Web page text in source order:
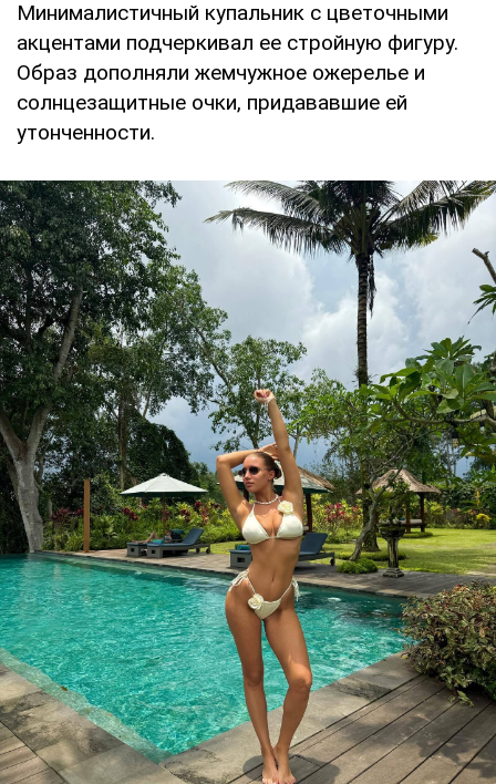
Минималистичный купальник с цветочными
акцентами подчеркивал ее стройную фигуру.
Образ дополняли жемчужное ожерелье и
солнцезащитные очки, придававшие ей
утонченности.